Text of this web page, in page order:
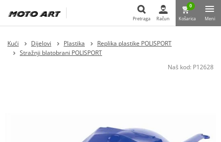
Pretraga Račun
0
Košarica Meni
Kući Dijelovi Plastika
Replika plastike POLISPORT
Stražnji blatobrani POLISPORT
Naš kod: P12628